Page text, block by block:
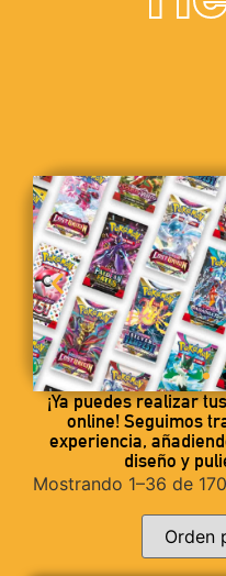
¡Ya puedes realizar
online! Seguimos
experiencia,
diseño y
Mostrando 1–36 de